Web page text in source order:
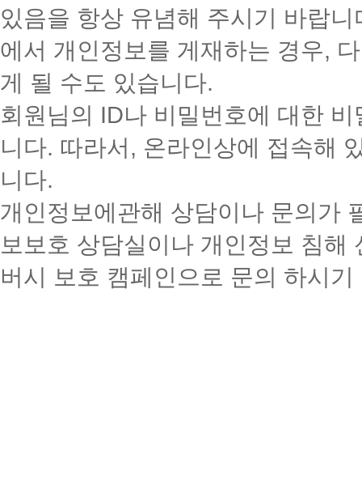
있음을 항상 유념해 주시기 바랍
에서 개인정보를 게재하는 경우,
게 될 수도 있습니다.
회원님의 ID나 비밀번호에 대한
니다. 따라서, 온라인상에 접속해
니다.
개인정보에관해 상담이나 문의가
보보호 상담실이나 개인정보 침
버시 보호 캠페인으로 문의 하시기